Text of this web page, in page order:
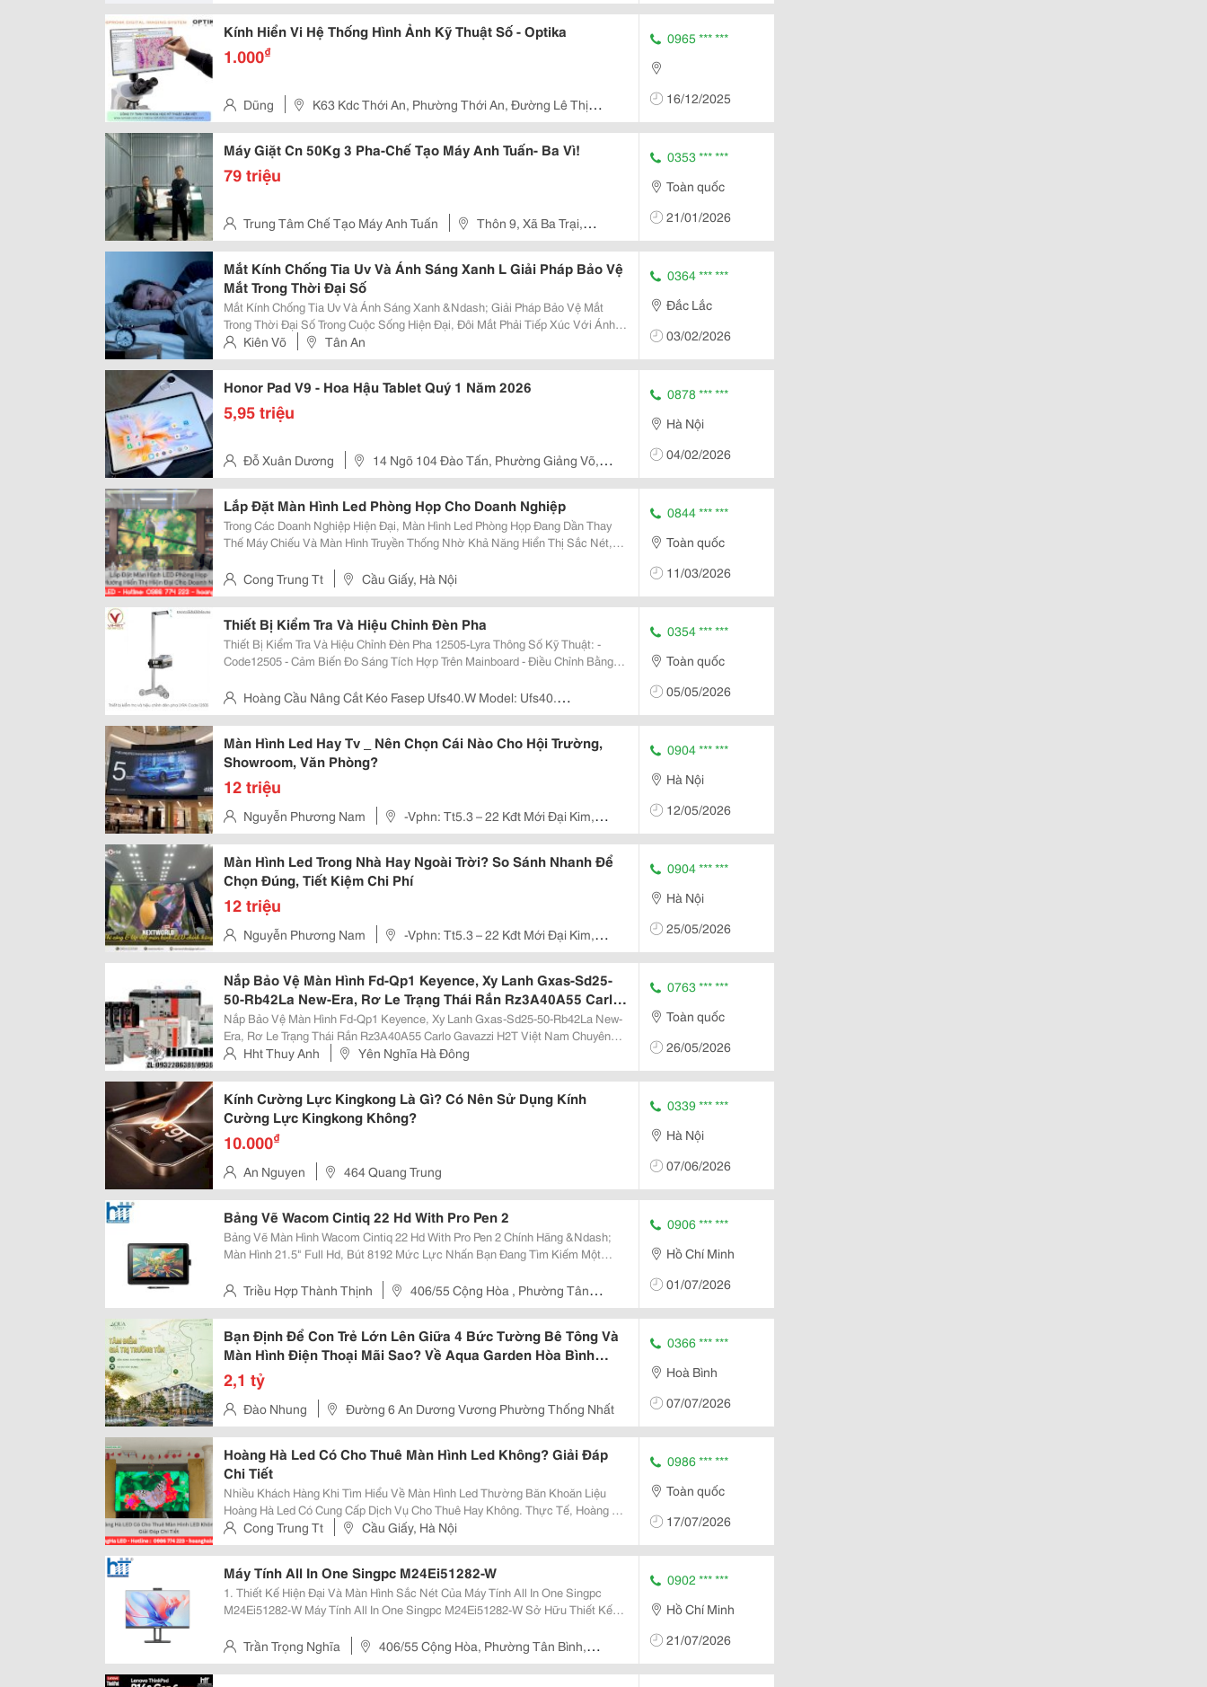
Ninh Kiều, Tp. Cần Thơ
Kính Hiển Vi Hệ Thống Hình Ảnh Kỹ Thuật Số - Optika
1.000₫
Dũng
K63 Kdc Thới An, Phường Thới An, Đường Lê Thị
Riêng, Quận 12, Tp.hcm
0965 *** ***
16/12/2025
Máy Giặt Cn 50Kg 3 Pha-Chế Tạo Máy Anh Tuấn- Ba Vì!
79 triệu
Trung Tâm Chế Tạo Máy Anh Tuấn
Thôn 9, Xã Ba Trại,
Huyện Ba Vì, Tp Hà Nội
0353 *** ***
Toàn quốc
21/01/2026
Mắt Kính Chống Tia Uv Và Ánh Sáng Xanh L Giải Pháp Bảo Vệ
Mắt Trong Thời Đại Số
Mắt Kính Chống Tia Uv Và Ánh Sáng Xanh &Ndash; Giải Pháp Bảo Vệ Mắt
Trong Thời Đại Số Trong Cuộc Sống Hiện Đại, Đôi Mắt Phải Tiếp Xúc Với Ánh
Nắng Mặt Trời Và Màn Hình Điện Tử Mỗi Ngày. Tia Uv Từ Ánh Nắng Và Ánh
Sáng Xanh Từ Thiết Bị Công Nghệ Đều...
Kiên Võ Tân An
0364 *** ***
Đắc Lắc
03/02/2026
Honor Pad V9 - Hoa Hậu Tablet Quý 1 Năm 2026
5,95 triệu
Đỗ Xuân Dương
14 Ngõ 104 Đào Tấn, Phường Giảng Võ,
Hà Nội
0878 *** ***
Hà Nội
04/02/2026
Lắp Đặt Màn Hình Led Phòng Họp Cho Doanh Nghiệp
Trong Các Doanh Nghiệp Hiện Đại, Màn Hình Led Phòng Họp Đang Dần Thay
Thế Máy Chiếu Và Màn Hình Truyền Thống Nhờ Khả Năng Hiển Thị Sắc Nét,
Hình Ảnh Rõ Ràng Ngay Cả Khi Bật Đèn...
Cong Trung Tt Cầu Giấy, Hà Nội
0844 *** ***
Toàn quốc
11/03/2026
Thiết Bị Kiểm Tra Và Hiệu Chỉnh Đèn Pha
Thiết Bị Kiểm Tra Và Hiệu Chỉnh Đèn Pha 12505-Lyra Thông Số Kỹ Thuật: -
Code12505 - Cảm Biến Đo Sáng Tích Hợp Trên Mainboard - Điều Chỉnh Bằng
Xenon, Led, Lowbeam,...
Hoàng Cầu Nâng Cắt Kéo Fasep Ufs40.W Model: Ufs40.
H65 Dương Thị Giang, P.tân Thới Nhất, Quận 12
0354 *** ***
Toàn quốc
05/05/2026
Màn Hình Led Hay Tv _ Nên Chọn Cái Nào Cho Hội Trường,
Showroom, Văn Phòng?
12 triệu
Nguyễn Phương Nam
-Vphn: Tt5.3 – 22 Kđt Mới Đại Kim,
Phường Định Công, Tp Hà Nội.
0904 *** ***
Hà Nội
12/05/2026
Màn Hình Led Trong Nhà Hay Ngoài Trời? So Sánh Nhanh Để
Chọn Đúng, Tiết Kiệm Chi Phí
12 triệu
Nguyễn Phương Nam
-Vphn: Tt5.3 – 22 Kđt Mới Đại Kim,
Phường Định Công, Tp Hà Nội.
0904 *** ***
Hà Nội
25/05/2026
Nắp Bảo Vệ Màn Hình Fd-Qp1 Keyence, Xy Lanh Gxas-Sd25-
50-Rb42La New-Era, Rơ Le Trạng Thái Rắn Rz3A40A55 Carlo
Gavazzi
Nắp Bảo Vệ Màn Hình Fd-Qp1 Keyence, Xy Lanh Gxas-Sd25-50-Rb42La New-
Era, Rơ Le Trạng Thái Rắn Rz3A40A55 Carlo Gavazzi H2T Việt Nam Chuyên
Nhập Khẩu Và Phân Phối Thiết Bị Tự Động Hóa Tại Việt Nam Thông Tin Liên
Hệ: Dt/Zalo:0763836381 ...
Hht Thuy Anh Yên Nghĩa Hà Đông
0763 *** ***
Toàn quốc
26/05/2026
Kính Cường Lực Kingkong Là Gì? Có Nên Sử Dụng Kính
Cường Lực Kingkong Không?
10.000₫
An Nguyen 464 Quang Trung
0339 *** ***
Hà Nội
07/06/2026
Bảng Vẽ Wacom Cintiq 22 Hd With Pro Pen 2
Bảng Vẽ Màn Hình Wacom Cintiq 22 Hd With Pro Pen 2 Chính Hãng &Ndash;
Màn Hình 21.5" Full Hd, Bút 8192 Mức Lực Nhấn Bạn Đang Tìm Kiếm Một
Thuật Số Hay Sáng Tạo Nội Dung? Wacom...
Triều Hợp Thành Thịnh
406/55 Cộng Hòa , Phường Tân
Bình , Thành Phố Hồ Chí Minh
0906 *** ***
Hồ Chí Minh
01/07/2026
Bạn Định Để Con Trẻ Lớn Lên Giữa 4 Bức Tường Bê Tông Và
Màn Hình Điện Thoại Mãi Sao? Về Aqua Garden Hòa Bình
Thôi!
2,1 tỷ
Đào Nhung Đường 6 An Dương Vương Phường Thống Nhất
0366 *** ***
Hoà Bình
07/07/2026
Hoàng Hà Led Có Cho Thuê Màn Hình Led Không? Giải Đáp
Chi Tiết
Nhiều Khách Hàng Khi Tìm Hiểu Về Màn Hình Led Thường Băn Khoăn Liệu
Hoàng Hà Led Có Cung Cấp Dịch Vụ Cho Thuê Hay Không. Thực Tế, Hoàng Hà
Led Không Kinh Doanh Dịch Vụ Cho Thuê Màn Hình Led Mà Tập Trung Vào Giải
Pháp Tư Vấn, Cung Cấp Và Lắp Đặt Màn...
Cong Trung Tt Cầu Giấy, Hà Nội
0986 *** ***
Toàn quốc
17/07/2026
Máy Tính All In One Singpc M24Ei51282-W
1. Thiết Kế Hiện Đại Và Màn Hình Sắc Nét Của Máy Tính All In One Singpc
M24Ei51282-W Máy Tính All In One Singpc M24Ei51282-W Sở Hữu Thiết Kế
Inch Full Hd Với Góc Nhìn Rộng...
Trần Trọng Nghĩa
406/55 Cộng Hòa, Phường Tân Bình,
Tp.hcm
0902 *** ***
Hồ Chí Minh
21/07/2026